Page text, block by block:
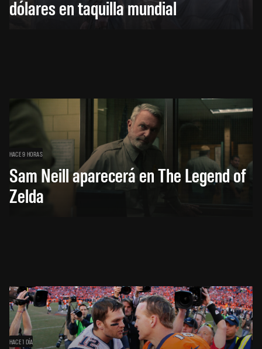
dólares en taquilla mundial
HACE 9 HORAS
Sam Neill aparecerá en The Legend of
Zelda
HACE 1 DÍA